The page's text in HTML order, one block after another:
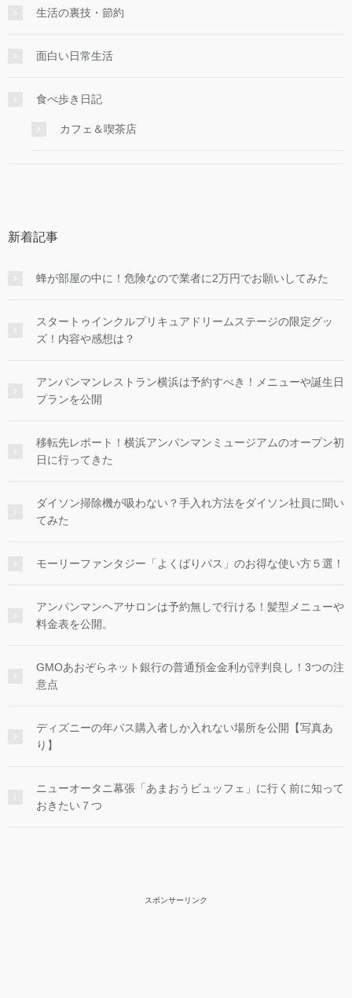
生活の裏技・節約
面白い日常生活
食べ歩き日記
カフェ＆喫茶店
新着記事
蜂が部屋の中に！危険なので業者に2万円でお願いしてみた
スタートゥインクルプリキュアドリームステージの限定グッ
ズ！内容や感想は？
アンパンマンレストラン横浜は予約すべき！メニューや誕生日
プランを公開
移転先レポート！横浜アンパンマンミュージアムのオープン初
日に行ってきた
ダイソン掃除機が吸わない？手入れ方法をダイソン社員に聞い
てみた
モーリーファンタジー「よくばりパス」のお得な使い方５選！
アンパンマンヘアサロンは予約無しで行ける！髪型メニューや
料金表を公開。
GMOあおぞらネット銀行の普通預金金利が評判良し！3つの注
意点
ディズニーの年パス購入者しか入れない場所を公開【写真あ
り】
ニューオータニ幕張「あまおうビュッフェ」に行く前に知って
おきたい７つ
スポンサーリンク